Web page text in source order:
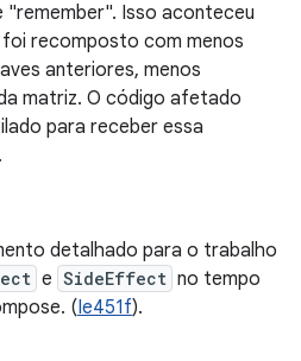
Isso aconteceu
foi recomposto com menos
anteriores, menos
matriz. O código afetado
para receber essa
detalhado para o trabalho
e SideEffect no tempo
(Ie451f).